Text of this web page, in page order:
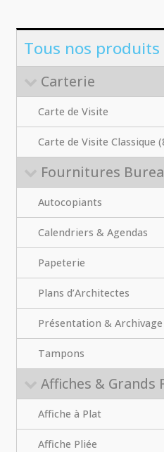
Tous nos produits
Carterie
Carte de Visite
Carte de Visite Classique
Fournitures
Autocopiants
Calendriers & Agendas
Papeterie
Plans d’Architectes
Présentation & Archivage
Tampons
Affiches & Grands
Affiche à Plat
Affiche Pliée